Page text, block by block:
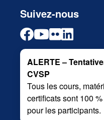
Suivez-nous
ALERTE –
CVSP
Tous les cours,
certificats sont 100
pour les participants.